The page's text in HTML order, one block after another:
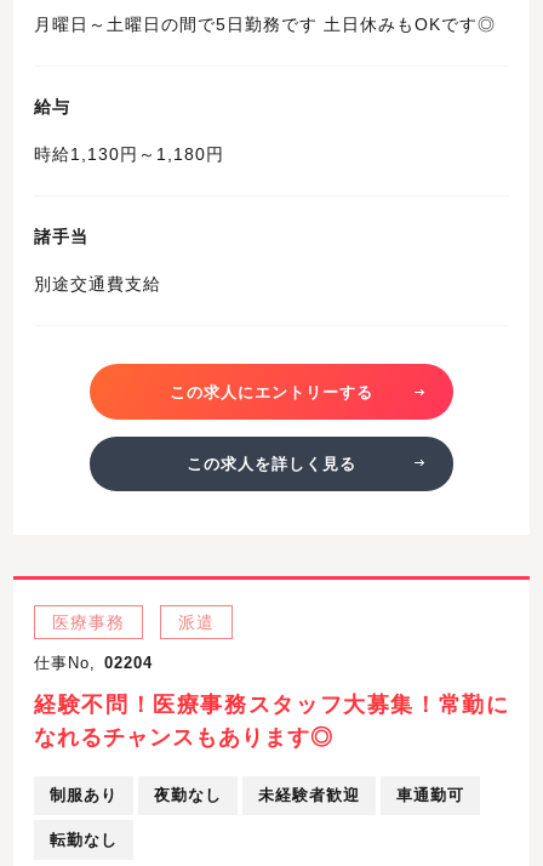
月曜日～土曜日の間で5日勤務です 土日休みもOKです◎
給与
時給1,130円～1,180円
諸手当
別途交通費支給
この求人にエントリーする
この求人を詳しく見る
医療事務 派遣
仕事No, 02204
経験不問！医療事務スタッフ大募集！常勤に
なれるチャンスもあります◎
制服あり 夜勤なし 未経験者歓迎 車通勤可
転勤なし